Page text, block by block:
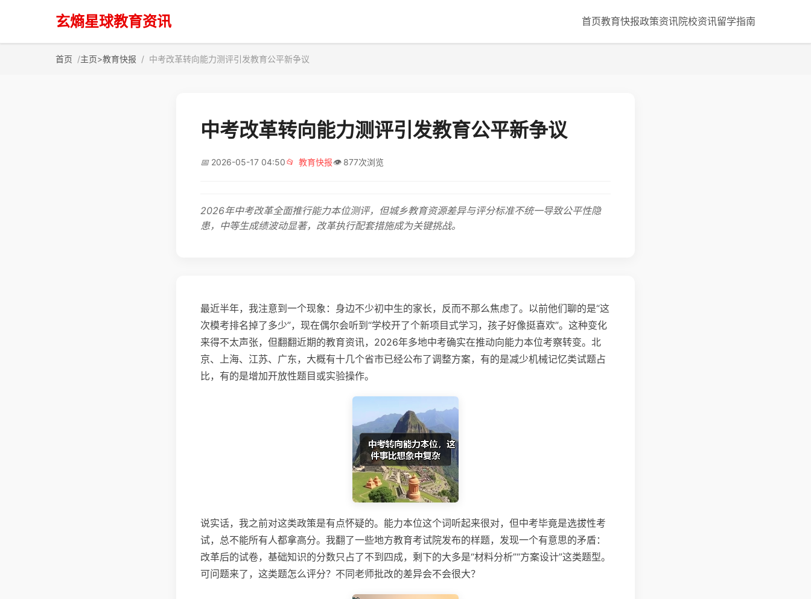
玄熵星球教育资讯 首页教育快报政策资讯院校资讯留学指南
首页 主页>教育快报 中考改革转向能力测评引发教育公平新争议
中考改革转向能力测评引发教育公平新争议
📅 2026-05-17 04:50📂 教育快报👁️ 877次浏览
2026年中考改革全面推行能力本位测评，但城乡教育资源差异与评分标准不统一导致公平性隐
患，中等生成绩波动显著，改革执行配套措施成为关键挑战。
最近半年，我注意到一个现象：身边不少初中生的家长，反而不那么焦虑了。以前他们聊的是“这
次模考排名掉了多少”，现在偶尔会听到“学校开了个新项目式学习，孩子好像挺喜欢”。这种变化
来得不太声张，但翻翻近期的教育资讯，2026年多地中考确实在推动向能力本位考察转变。北
京、上海、江苏、广东，大概有十几个省市已经公布了调整方案，有的是减少机械记忆类试题占
比，有的是增加开放性题目或实验操作。
说实话，我之前对这类政策是有点怀疑的。能力本位这个词听起来很对，但中考毕竟是选拔性考
试，总不能所有人都拿高分。我翻了一些地方教育考试院发布的样题，发现一个有意思的矛盾：
改革后的试卷，基础知识的分数只占了不到四成，剩下的大多是“材料分析”“方案设计”这类题型。
可问题来了，这类题怎么评分？不同老师批改的差异会不会很大？